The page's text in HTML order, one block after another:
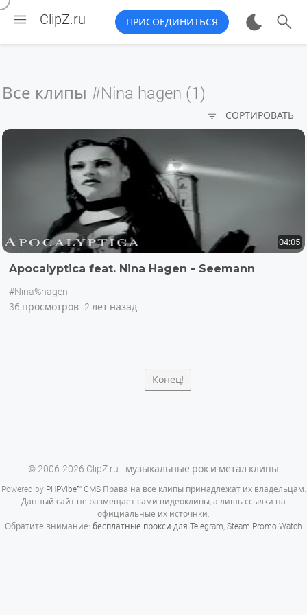
 ClipZ.ru ПРИСОЕДИНИТЬСЯ 
Все клипы #Nina hagen (1)
 СОРТИРОВАТЬ
04:05
Apocalyptica feat. Nina Hagen - Seemann
#Nina%hagen
36 просмотров 2 лет назад
Конец!
© 2006-2026 ClipZ.ru - музыкальные рок и метал клипы
Powered by PHPVibe™ CMSПрава на все клипы принадлежат их владельцам.
Данный сайт не размещает сами видеоклипы, а лишь ссылки на
официальные их источнки.
Обратите внимание: бесплатные прокси для Telegram Steam Promo Watch